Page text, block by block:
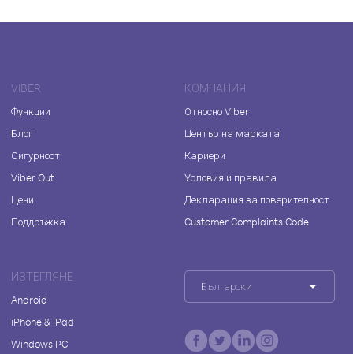
VIBER
Функции
Блог
Сигурност
Viber Out
Цени
Поддръжка
КОМПАНИЯ
Относно Viber
Център на марката
Кариери
Условия и правила
Декларация за поверителност
Customer Complaints Code
ИЗТЕГЛЯНЕ
Android
iPhone & iPad
Windows PC
Български